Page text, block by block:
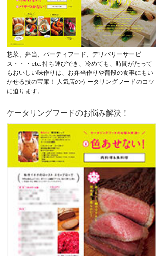
惣菜、弁当、パーティフード、デリバリーサービ
ス・・・etc. 持ち運びでき、冷めても、時間がたって
もおいしい味作りは、お弁当作りや普段の食事にもい
かせる技の宝庫！ 人気店のケータリングフードのコツ
に迫ります。
ケータリングフードのお悩み解決！